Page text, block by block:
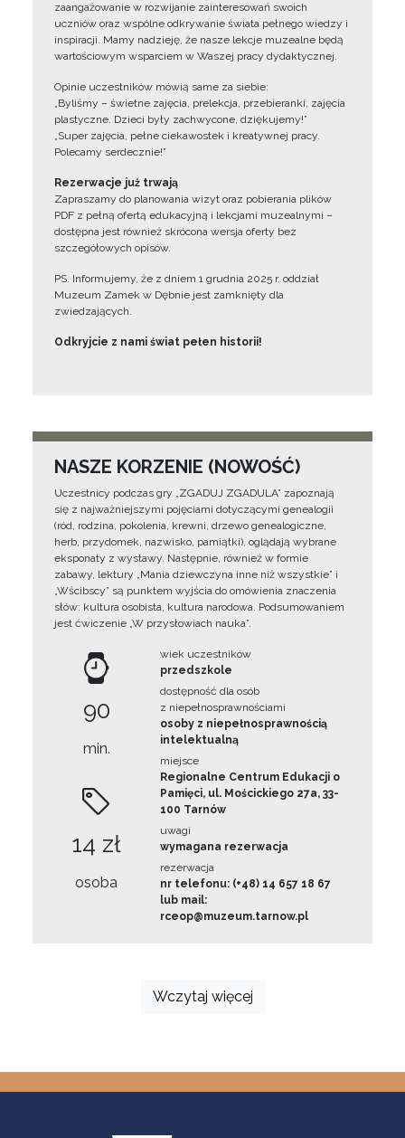
zaangażowanie w rozwijanie zainteresowań swoich
uczniów oraz wspólne odkrywanie świata pełnego wiedzy i
inspiracji. Mamy nadzieję, że nasze lekcje muzealne będą
wartościowym wsparciem w Waszej pracy dydaktycznej.
Opinie uczestników mówią same za siebie:
„Byliśmy – świetne zajęcia, prelekcja, przebieranki, zajęcia
plastyczne. Dzieci były zachwycone, dziękujemy!”
„Super zajęcia, pełne ciekawostek i kreatywnej pracy.
Polecamy serdecznie!”
Rezerwacje już trwają
Zapraszamy do planowania wizyt oraz pobierania plików
PDF z pełną ofertą edukacyjną i lekcjami muzealnymi –
dostępna jest również skrócona wersja oferty bez
szczegółowych opisów.
PS. Informujemy, że z dniem 1 grudnia 2025 r. oddział
Muzeum Zamek w Dębnie jest zamknięty dla
zwiedzających.
Odkryjcie z nami świat pełen historii!
NASZE KORZENIE (NOWOŚĆ)
Uczestnicy podczas gry „ZGADUJ ZGADULA” zapoznają
się z najważniejszymi pojęciami dotyczącymi genealogii
(ród, rodzina, pokolenia, krewni, drzewo genealogiczne,
herb, przydomek, nazwisko, pamiątki), oglądają wybrane
eksponaty z wystawy. Następnie, również w formie
zabawy, lektury „Mania dziewczyna inne niż wszystkie” i
„Wścibscy” są punktem wyjścia do omówienia znaczenia
słów: kultura osobista, kultura narodowa. Podsumowaniem
jest ćwiczenie „W przysłowiach nauka”.
90
min.
14 zł
osoba
wiek uczestników
przedszkole
dostępność dla osób
z niepełnosprawnościami
osoby z niepełnosprawnością
intelektualną
miejsce
Regionalne Centrum Edukacji o
Pamięci, ul. Mościckiego 27a, 33-
100 Tarnów
uwagi
wymagana rezerwacja
rezerwacja
nr telefonu: (+48) 14 657 18 67
lub mail:
rceop@muzeum.tarnow.pl
Wczytaj więcej